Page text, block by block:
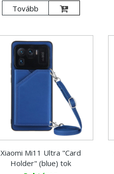
Tovább
Xiaomi Mi11 Ultra "Card
Holder" (blue) tok